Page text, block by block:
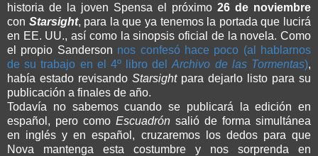
historia de la joven Spensa el próximo 26 de noviembre
con Starsight, para la que ya tenemos la portada que lucirá
en EE. UU., así como la sinopsis oficial de la novela. Como
el propio Sanderson nos confesó hace poco (al hablarnos
de su trabajo en el 4º libro delArchivo de las Tormentas),
había estado revisando Starsightpara dejarlo listo para su
publicación a finales de año.
Todavía no sabemos cuando se publicará la edición en
español, pero como Escuadrón salió de forma simultánea
en inglés y en español, cruzaremos los dedos para que
Nova mantenga esta costumbre y nos sorprenda en